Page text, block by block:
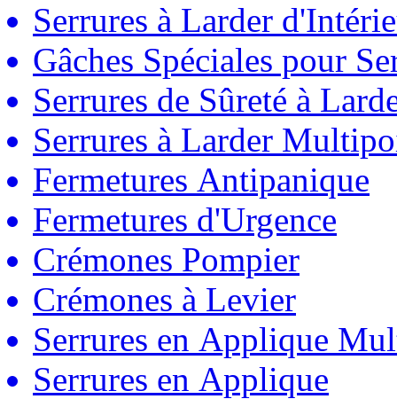
Serrures à Larder
Gâches Spéciales pour
Serrures de Sûreté à
Serrures à Larder
Fermetures Antipanique
Fermetures d'Urgence
Crémones Pompier
Crémones à Levier
Serrures en Applique
Serrures en Applique